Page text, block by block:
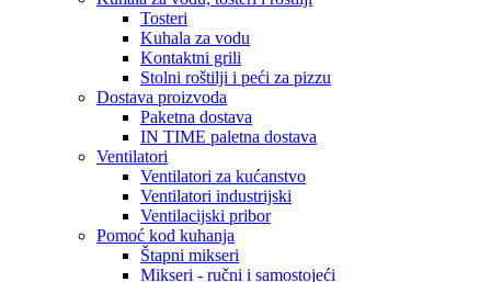
Tosteri
Kuhala za vodu
Kontaktni grili
Stolni roštilji i peći za pizzu
Dostava proizvoda
Paketna dostava
IN TIME paletna dostava
Ventilatori
Ventilatori za kućanstvo
Ventilatori industrijski
Ventilacijski pribor
Pomoć kod kuhanja
Štapni mikseri
Mikseri - ručni i samostojeći